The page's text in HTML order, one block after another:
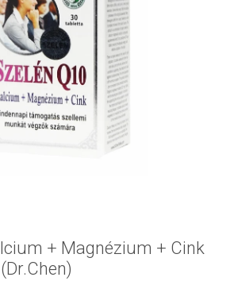
+ Magnézium + Cink